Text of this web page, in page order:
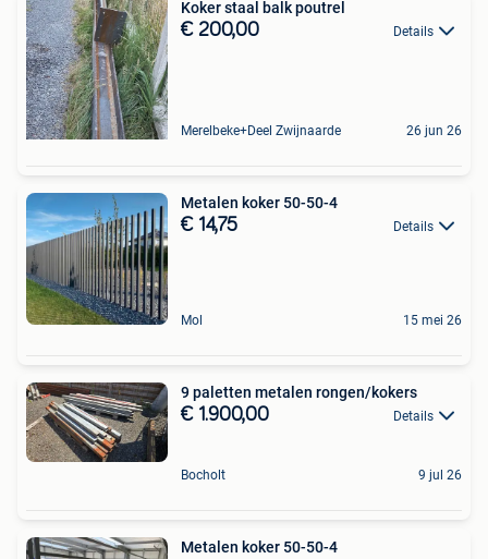
Koker staal balk poutrel
€ 200,00 Details
Merelbeke+Deel Zwijnaarde 26 jun 26
Metalen koker 50-50-4
€ 14,75 Details
Mol 15 mei 26
9 paletten metalen rongen/kokers
€ 1.900,00 Details
Bocholt 9 jul 26
Metalen koker 50-50-4